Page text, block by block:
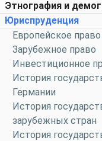
Этнография и
Юриспруденция
Европейское право
Зарубежное право
Инвестиционное
История
Германии
История
зарубежных стран
История